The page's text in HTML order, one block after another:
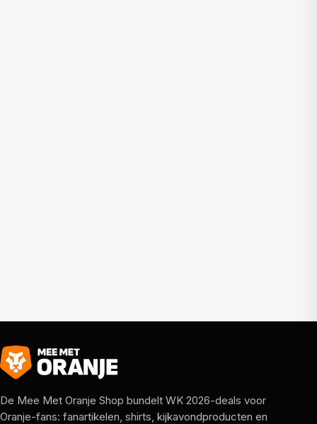
De Mee Met Oranje Shop bundelt WK 2026-deals voor
Oranje-fans: fanartikelen, shirts, kijkavondproducten en